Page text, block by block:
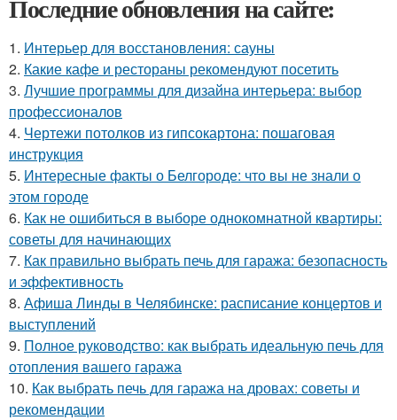
Последние обновления на сайте:
1. Интерьер для восстановления: сауны
2. Какие кафе и рестораны рекомендуют посетить
3. Лучшие программы для дизайна интерьера: выбор
профессионалов
4. Чертежи потолков из гипсокартона: пошаговая
инструкция
5. Интересные факты о Белгороде: что вы не знали о
этом городе
6. Как не ошибиться в выборе однокомнатной квартиры:
советы для начинающих
7. Как правильно выбрать печь для гаража: безопасность
и эффективность
8. Афиша Линды в Челябинске: расписание концертов и
выступлений
9. Полное руководство: как выбрать идеальную печь для
отопления вашего гаража
10. Как выбрать печь для гаража на дровах: советы и
рекомендации